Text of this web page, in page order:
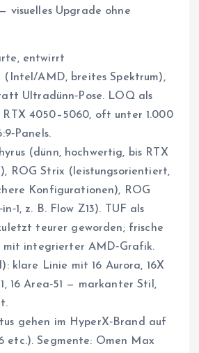
visuelles Upgrade ohne
entwirrt
(Intel/AMD, breites Spektrum),
Ultradünn‑Pose. LOQ als
RTX 4050–5060, oft unter 1.000
(dünn, hochwertig, bis RTX
ROG Strix (leistungsorientiert,
Konfigurationen), ROG
z. B. Flow Z13). TUF als
teurer geworden; frische
mit integrierter AMD‑Grafik.
klare Linie mit 16 Aurora, 16X
16 Area‑51 — markanter Stil,
gehen im HyperX‑Brand auf
etc.). Segmente: Omen Max